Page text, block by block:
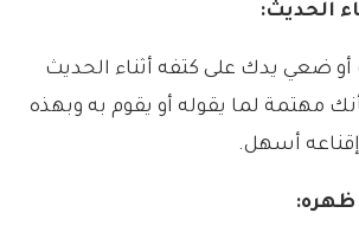
الحديث:
ضعي يدك على كتفه أثناء الحديث
مهتمة لما يقوله أو يقوم به وبهذه
أسهل.